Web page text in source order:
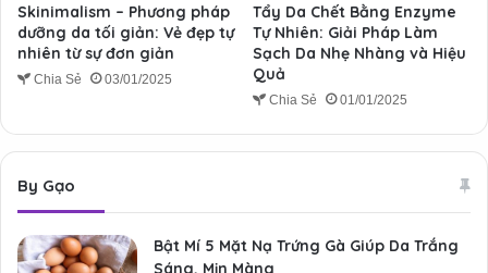
Skinimalism – Phương pháp
dưỡng da tối giản: Vẻ đẹp tự
nhiên từ sự đơn giản
Chia Sẻ 03/01/2025
Tẩy Da Chết Bằng Enzyme
Tự Nhiên: Giải Pháp Làm
Sạch Da Nhẹ Nhàng và Hiệu
Quả
Chia Sẻ 01/01/2025
By Gạo
Bật Mí 5 Mặt Nạ Trứng Gà Giúp Da Trắng
Sáng, Mịn Màng